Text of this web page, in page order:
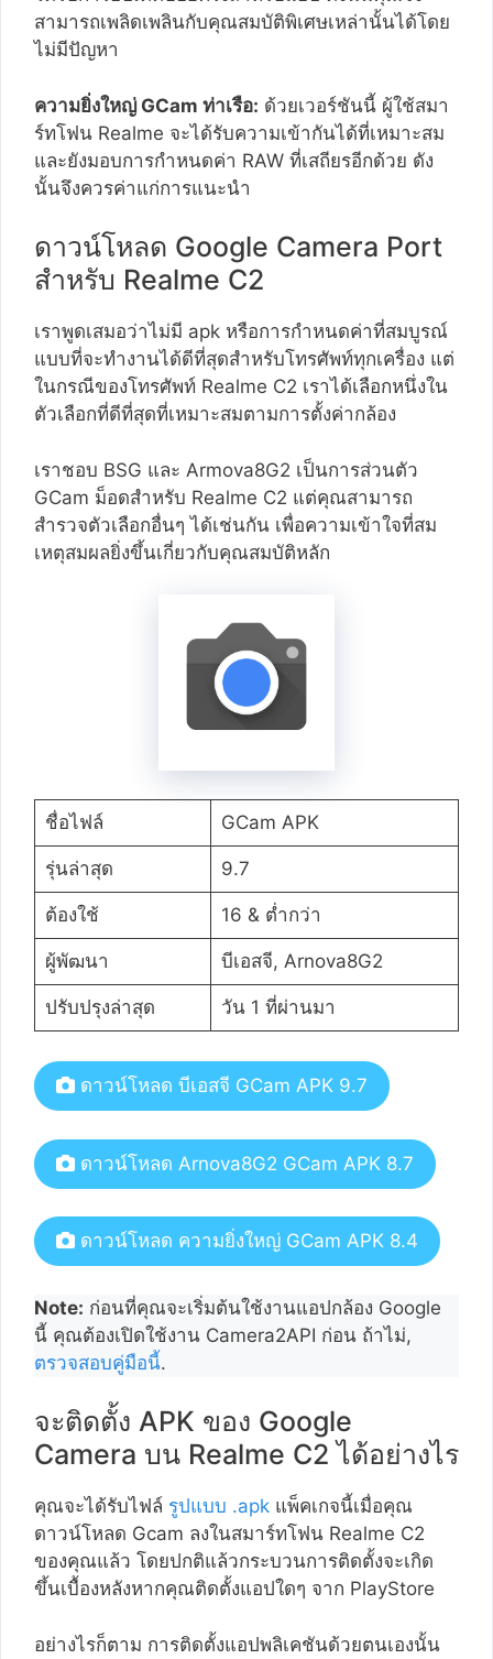
สามารถเพลิดเพลินกับคุณสมบัติพิเศษเหล่านั้นได้โดย
ไม่มีปัญหา
ความยิ่งใหญ่ GCam ท่าเรือ: ด้วยเวอร์ชันนี้ ผู้ใช้สมา
ร์ทโฟน Realme จะได้รับความเข้ากันได้ที่เหมาะสม
และยังมอบการกำหนดค่า RAW ที่เสถียรอีกด้วย ดัง
นั้นจึงควรค่าแก่การแนะนำ
ดาวน์โหลด Google Camera Port
สำหรับ Realme C2
เราพูดเสมอว่าไม่มี apk หรือการกำหนดค่าที่สมบูรณ์
แบบที่จะทำงานได้ดีที่สุดสำหรับโทรศัพท์ทุกเครื่อง แต่
ในกรณีของโทรศัพท์ Realme C2 เราได้เลือกหนึ่งใน
ตัวเลือกที่ดีที่สุดที่เหมาะสมตามการตั้งค่ากล้อง
เราชอบ BSG และ Armova8G2 เป็นการส่วนตัว
GCam ม็อดสำหรับ Realme C2 แต่คุณสามารถ
สำรวจตัวเลือกอื่นๆ ได้เช่นกัน เพื่อความเข้าใจที่สม
เหตุสมผลยิ่งขึ้นเกี่ยวกับคุณสมบัติหลัก
ชื่อไฟล์ GCam APK
รุ่นล่าสุด 9.7
ต้องใช้ 16 & ต่ำกว่า
ผู้พัฒนา บีเอสจี, Arnova8G2
ปรับปรุงล่าสุด วัน 1 ที่ผ่านมา
ดาวน์โหลด บีเอสจี GCam APK 9.7
ดาวน์โหลด Arnova8G2 GCam APK 8.7
ดาวน์โหลด ความยิ่งใหญ่ GCam APK 8.4
Note: ก่อนที่คุณจะเริ่มต้นใช้งานแอปกล้อง Google
นี้ คุณต้องเปิดใช้งาน Camera2API ก่อน ถ้าไม่,
ตรวจสอบคู่มือนี้.
จะติดตั้ง APK ของ Google
Camera บน Realme C2 ได้อย่างไร
คุณจะได้รับไฟล์ รูปแบบ .apk แพ็คเกจนี้เมื่อคุณ
ดาวน์โหลด Gcam ลงในสมาร์ทโฟน Realme C2
ของคุณแล้ว โดยปกติแล้วกระบวนการติดตั้งจะเกิด
ขึ้นเบื้องหลังหากคุณติดตั้งแอปใดๆ จาก PlayStore
อย่างไรก็ตาม การติดตั้งแอปพลิเคชันด้วยตนเองนั้น